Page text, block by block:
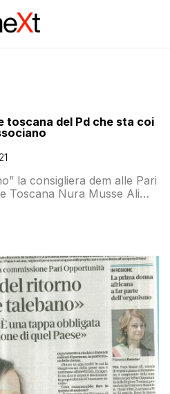
toscana del Pd che sta coi
la consigliera dem alle Pari
Toscana Nura Musse Ali